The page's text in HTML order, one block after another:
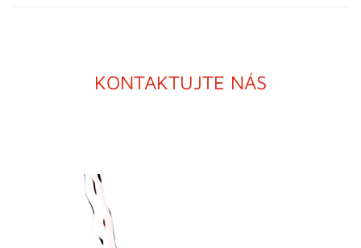
KONTAKTUJTE NÁS